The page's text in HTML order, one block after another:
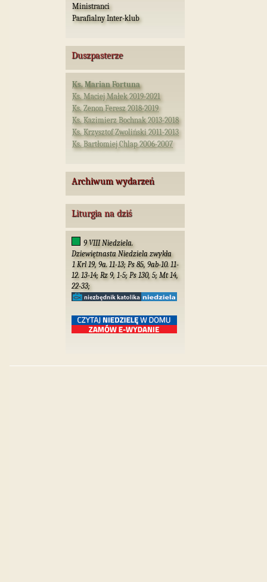
Ministranci
Parafialny Inter-klub
Duszpasterze
Ks. Marian Fortuna
Ks. Maciej Małek 2019-2021
Ks. Zenon Feresz 2018-2019
Ks. Kazimierz Bochnak 2013-2018
Ks. Krzysztof Zwoliński 2011-2013
Ks. Bartłomiej Chlap 2006-2007
Archiwum wydarzeń
Liturgia na dziś
9 VIII Niedziela.
Dziewiętnasta Niedziela zwykła
1 Krl 19, 9a. 11-13; Ps 85, 9ab-10. 11-
12. 13-14; Rz 9, 1-5; Ps 130, 5; Mt 14,
22-33;